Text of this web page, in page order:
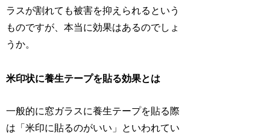
ラスが割れても被害を抑えられるという
ものですが、本当に効果はあるのでしょ
うか。
米印状に養生テープを貼る効果とは
一般的に窓ガラスに養生テープを貼る際
は「米印に貼るのがいい」といわれてい